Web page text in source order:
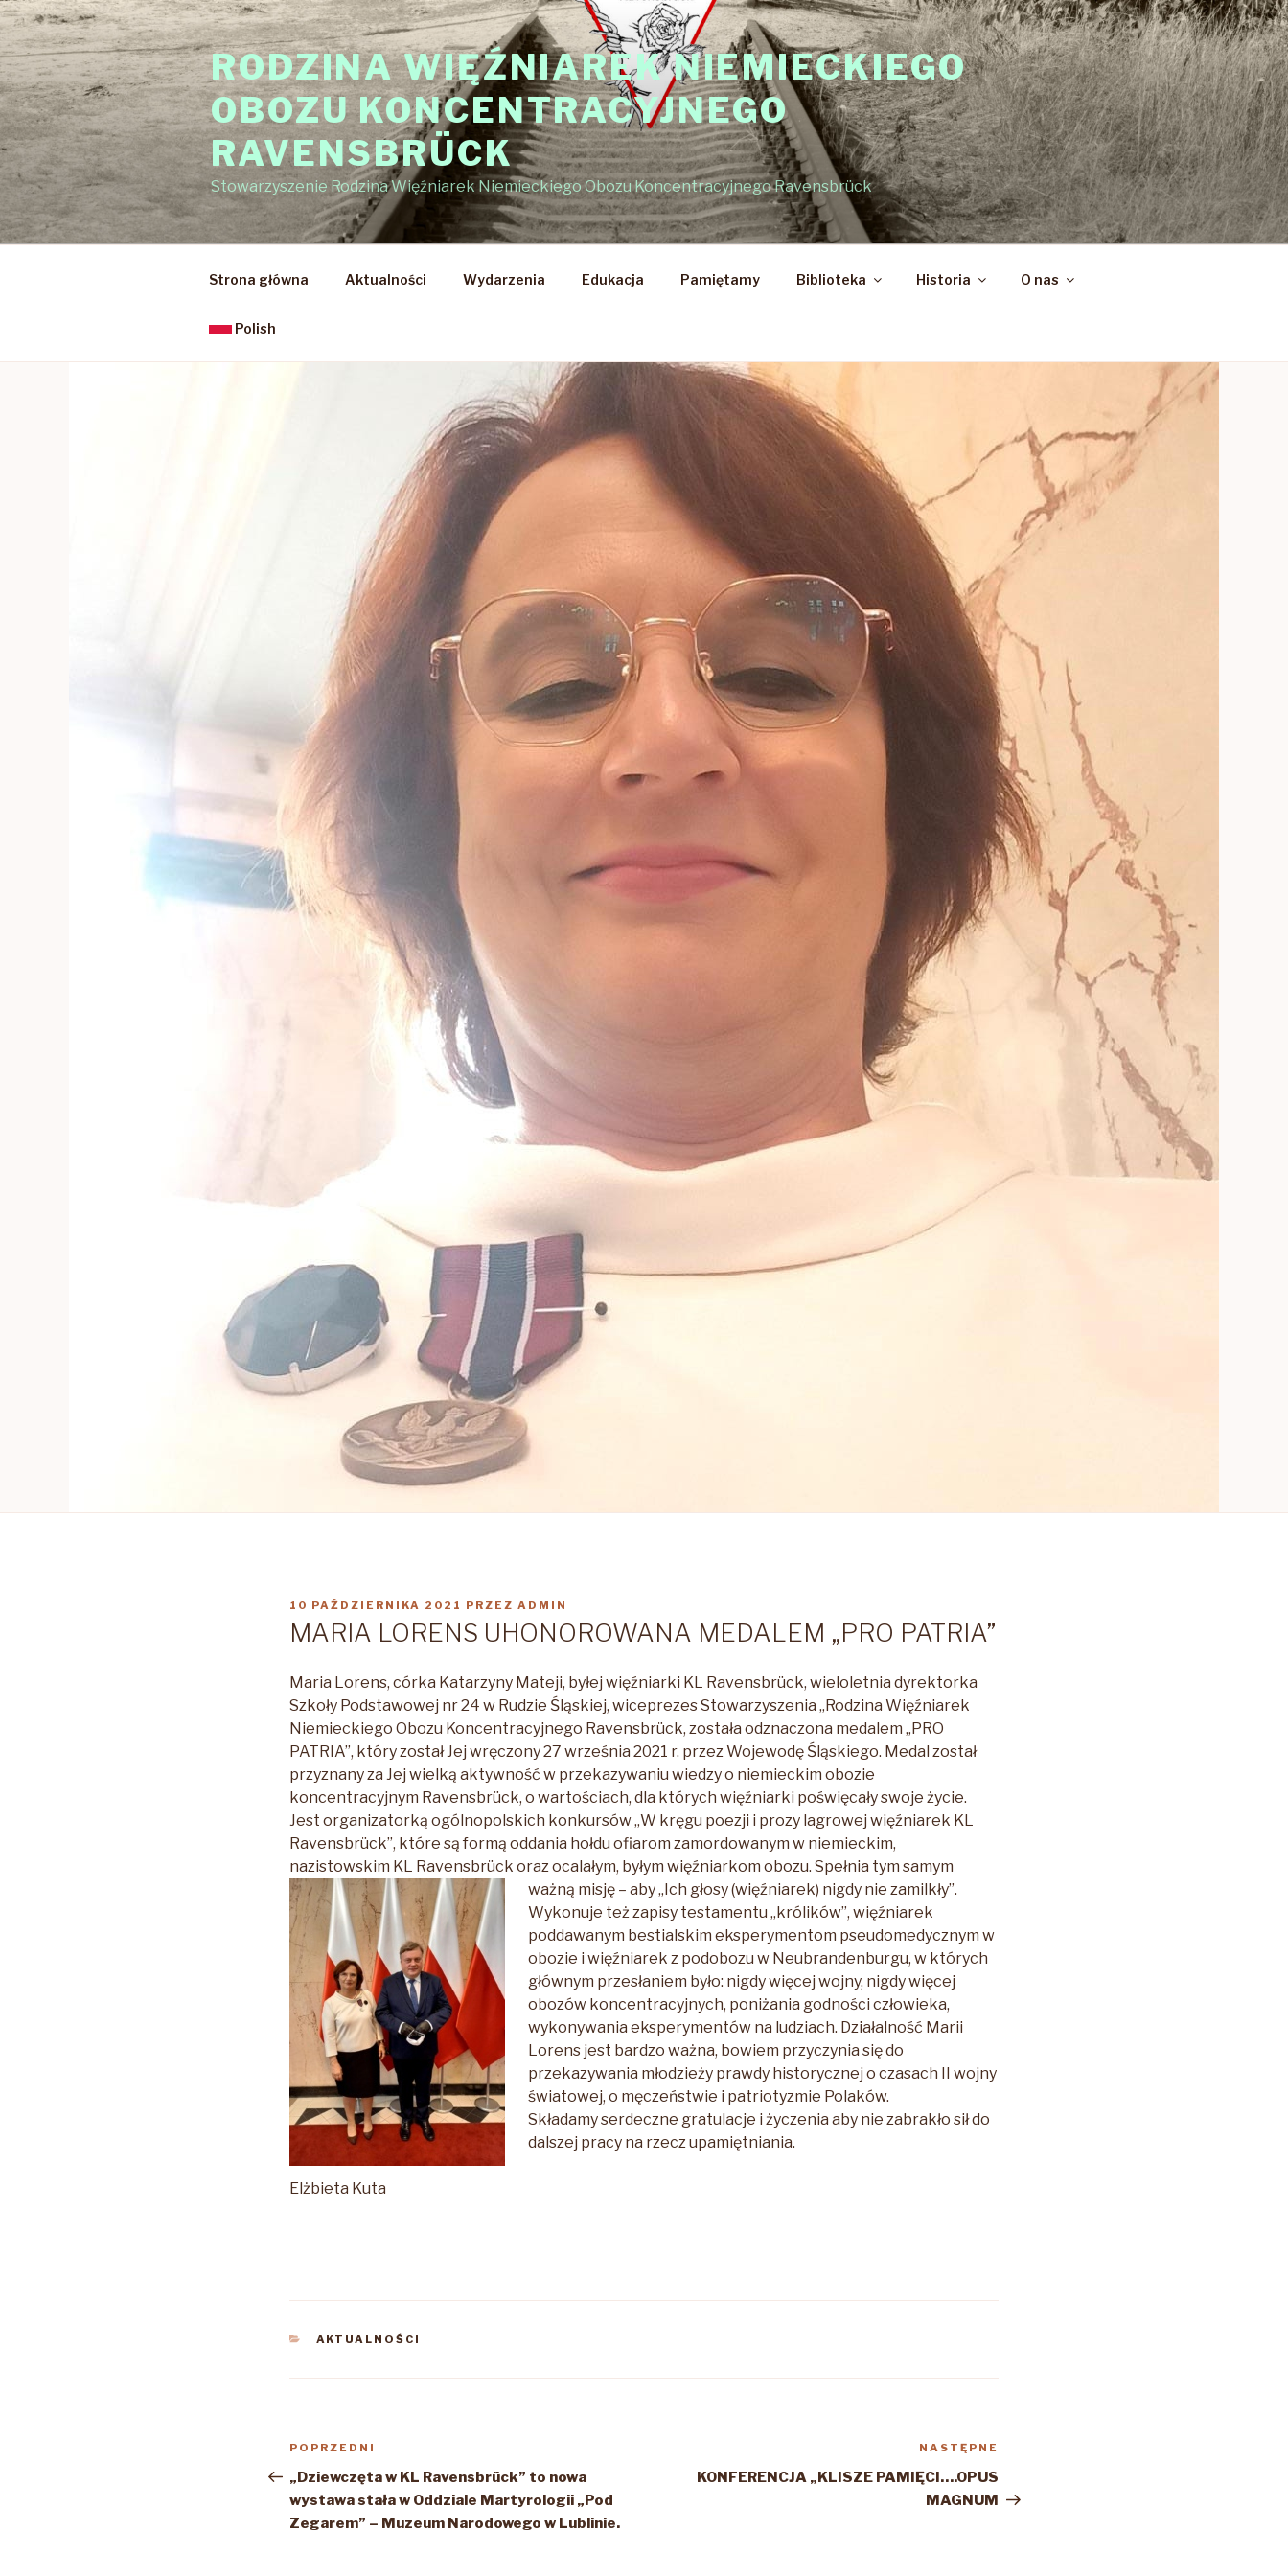
Przejdź
do
treści
RODZINA WIĘŹNIAREK NIEMIECKIEGO
OBOZU KONCENTRACYJNEGO
RAVENSBRÜCK
Stowarzyszenie Rodzina Więźniarek Niemieckiego Obozu Koncentracyjnego Ravensbrück
Strona główna Aktualności Wydarzenia Edukacja Pamiętamy Biblioteka Historia O nas
Polish
OPUBLIKOWANE
10 PAŹDZIERNIKA 2021 PRZEZ ADMIN
MARIA LORENS UHONOROWANA MEDALEM „PRO PATRIA”
Maria Lorens, córka Katarzyny Mateji, byłej więźniarki KL Ravensbrück, wieloletnia dyrektorka
Szkoły Podstawowej nr 24 w Rudzie Śląskiej, wiceprezes Stowarzyszenia „Rodzina Więźniarek
Niemieckiego Obozu Koncentracyjnego Ravensbrück, została odznaczona medalem „PRO
PATRIA”, który został Jej wręczony 27 września 2021 r. przez Wojewodę Śląskiego. Medal został
przyznany za Jej wielką aktywność w przekazywaniu wiedzy o niemieckim obozie
koncentracyjnym Ravensbrück, o wartościach, dla których więźniarki poświęcały swoje życie.
Jest organizatorką ogólnopolskich konkursów „W kręgu poezji i prozy lagrowej więźniarek KL
Ravensbrück”, które są formą oddania hołdu ofiarom zamordowanym w niemieckim,
nazistowskim KL Ravensbrück oraz ocalałym, byłym więźniarkom obozu. Spełnia tym samym
ważną misję – aby „Ich głosy (więźniarek) nigdy nie zamilkły”.
Wykonuje też zapisy testamentu „królików”, więźniarek
poddawanym bestialskim eksperymentom pseudomedycznym w
obozie i więźniarek z podobozu w Neubrandenburgu, w których
głównym przesłaniem było: nigdy więcej wojny, nigdy więcej
obozów koncentracyjnych, poniżania godności człowieka,
wykonywania eksperymentów na ludziach. Działalność Marii
Lorens jest bardzo ważna, bowiem przyczynia się do
przekazywania młodzieży prawdy historycznej o czasach II wojny
światowej, o męczeństwie i patriotyzmie Polaków.
Składamy serdeczne gratulacje i życzenia aby nie zabrakło sił do
dalszej pracy na rzecz upamiętniania.
Elżbieta Kuta
KATEGORIE
AKTUALNOŚCI
Nawigacja
wpisu
Poprzedni
wpis
POPRZEDNI
„Dziewczęta w KL Ravensbrück” to nowa
wystawa stała w Oddziale Martyrologii „Pod
Zegarem” – Muzeum Narodowego w Lublinie.
NASTĘPNE
KONFERENCJA „KLISZE PAMIĘCI….OPUS
MAGNUM